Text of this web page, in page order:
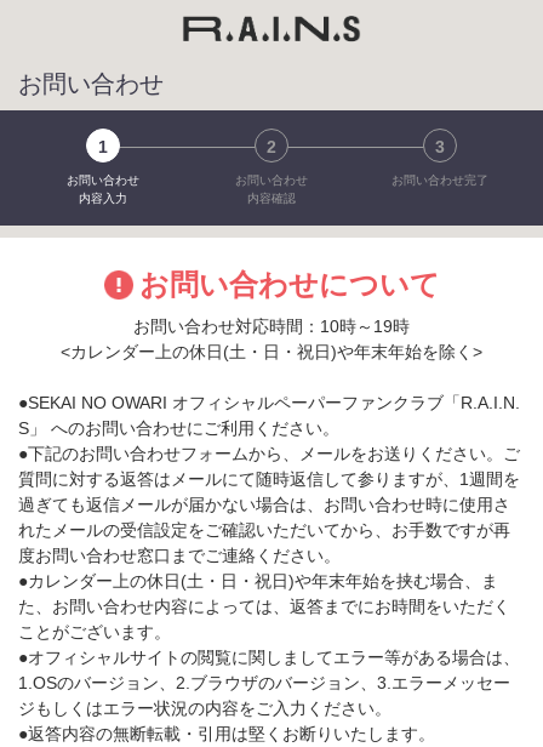
お問い合わせ
1
お問い合わせ
内容入力
2
お問い合わせ
内容確認
3
お問い合わせ完了
お問い合わせについて
お問い合わせ対応時間：10時～19時
<カレンダー上の休日(土・日・祝日)や年末年始を除く>
●SEKAI NO OWARI オフィシャルペーパーファンクラブ「R.A.I.N.
S」 へのお問い合わせにご利用ください。
●下記のお問い合わせフォームから、メールをお送りください。ご
質問に対する返答はメールにて随時返信して参りますが、1週間を
過ぎても返信メールが届かない場合は、お問い合わせ時に使用さ
れたメールの受信設定をご確認いただいてから、お手数ですが再
度お問い合わせ窓口までご連絡ください。
●カレンダー上の休日(土・日・祝日)や年末年始を挟む場合、ま
た、お問い合わせ内容によっては、返答までにお時間をいただく
ことがございます。
●オフィシャルサイトの閲覧に関しましてエラー等がある場合は、
1.OSのバージョン、2.ブラウザのバージョン、3.エラーメッセー
ジもしくはエラー状況の内容をご入力ください。
●返答内容の無断転載・引用は堅くお断りいたします。